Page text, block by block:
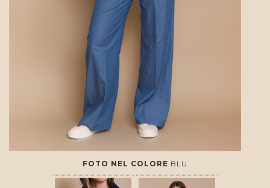
FOTO NEL COLORE BLU